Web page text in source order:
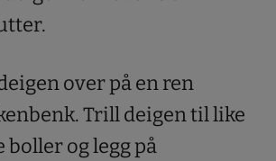
over på en ren
Trill deigen til like
boller og legg på